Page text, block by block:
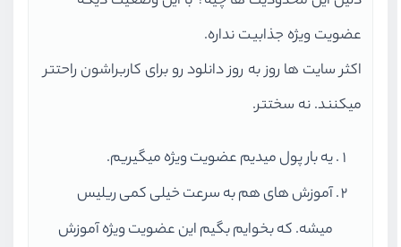
عضویت ویژه جذابیت نداره.
اکثر سایت ها روز به روز دانلود رو برای کاربراشون راحتتر
میکنند. نه سختتر.
یه بار پول میدیم عضویت ویژه میگیریم.
آموزش های هم به سرعت خیلی کمی ریلیس
میشه. که بخوایم بگیم این عضویت ویژه آموزش